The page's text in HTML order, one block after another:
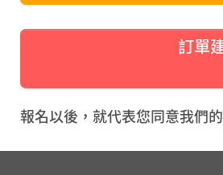
訂單
報名以後，就代表您同意我們的